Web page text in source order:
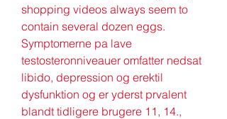
shopping videos always seem to
contain several dozen eggs.
Symptomerne pa lave
testosteronniveauer omfatter nedsat
libido, depression og erektil
dysfunktion og er yderst prvalent
blandt tidligere brugere 11, 14.,